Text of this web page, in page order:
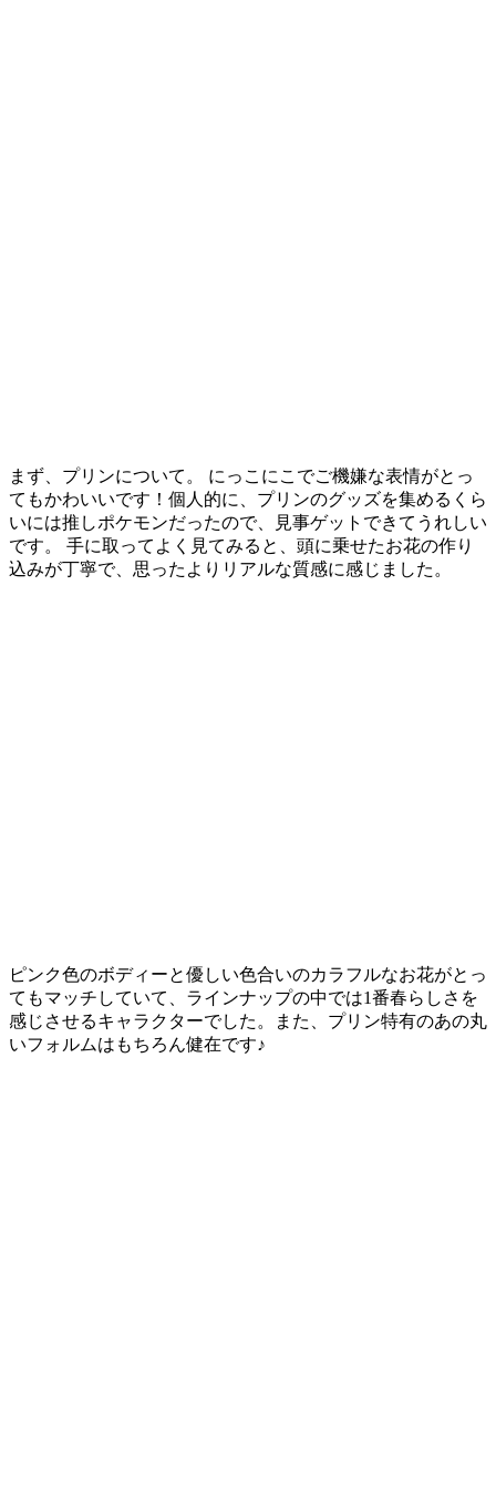
まず、プリンについて。 にっこにこでご機嫌な表情がとっ
てもかわいいです！個人的に、プリンのグッズを集めるくら
いには推しポケモンだったので、見事ゲットできてうれしい
です。 手に取ってよく見てみると、頭に乗せたお花の作り
込みが丁寧で、思ったよりリアルな質感に感じました。
ピンク色のボディーと優しい色合いのカラフルなお花がとっ
てもマッチしていて、ラインナップの中では1番春らしさを
感じさせるキャラクターでした。また、プリン特有のあの丸
いフォルムはもちろん健在です♪